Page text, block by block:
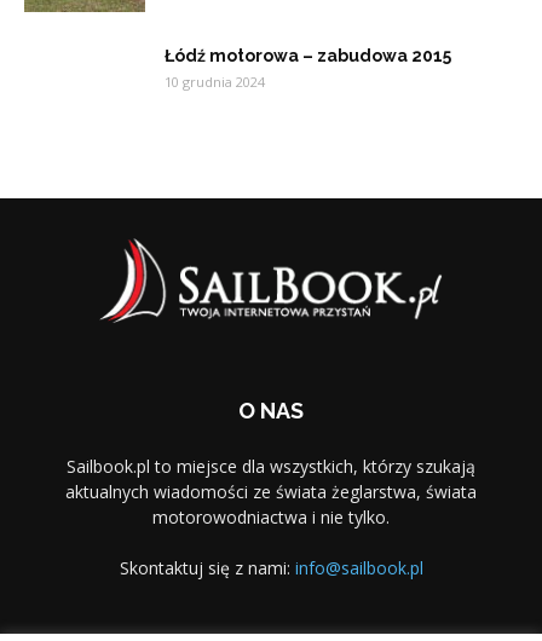
Łódź motorowa – zabudowa 2015
10 grudnia 2024
O NAS
Sailbook.pl to miejsce dla wszystkich, którzy szukają
aktualnych wiadomości ze świata żeglarstwa, świata
motorowodniactwa i nie tylko.
Skontaktuj się z nami: info@sailbook.pl